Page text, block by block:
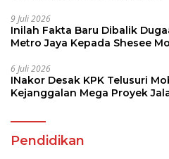
9 Juli 2026
Inilah Fakta Baru Dibalik
Metro Jaya Kepada Shesee
6 Juli 2026
INakor Desak KPK Telusuri
Kejanggalan Mega Proyek
Pendidikan